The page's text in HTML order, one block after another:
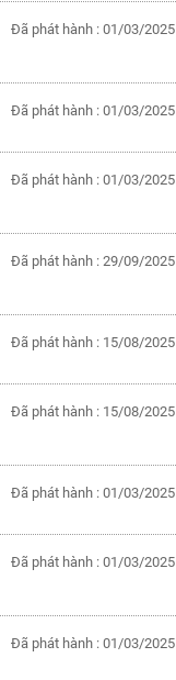
Đã phát hành : 01/03/2025
Đã phát hành : 01/03/2025
Đã phát hành : 01/03/2025
Đã phát hành : 29/09/2025
Đã phát hành : 15/08/2025
Đã phát hành : 15/08/2025
Đã phát hành : 01/03/2025
Đã phát hành : 01/03/2025
Đã phát hành : 01/03/2025